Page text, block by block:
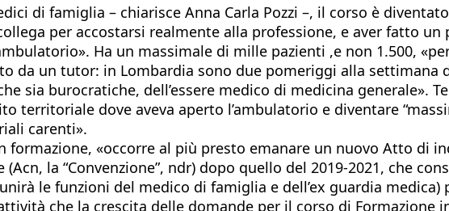
di famiglia – chiarisce Anna Carla Pozzi –, il corso è
per accostarsi realmente alla professione, e aver fatto
Ha un massimale di mille pazienti ,e non 1.500,
da un tutor: in Lombardia sono due pomeriggi alla
sia burocratiche, dell’essere medico di medicina generale».
territoriale dove aveva aperto l’ambulatorio e diventare
carenti».
«occorre al più presto emanare un nuovo Atto di
la “Convenzione”, ndr) dopo quello del 2019-2021, che
le funzioni del medico di famiglia e dell’ex guardia medica)
che la crescita delle domande per il corso di Formazione